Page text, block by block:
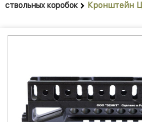
ствольных коробок
Кронштейн